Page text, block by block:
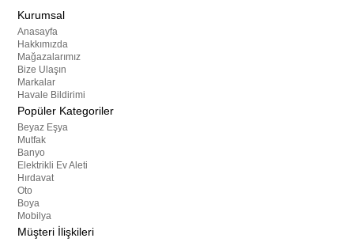
Kurumsal
Anasayfa
Hakkımızda
Mağazalarımız
Bize Ulaşın
Markalar
Havale Bildirimi
Popüler Kategoriler
Beyaz Eşya
Mutfak
Banyo
Elektrikli Ev Aleti
Hırdavat
Oto
Boya
Mobilya
Müşteri İlişkileri